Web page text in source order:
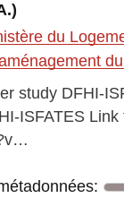
du
study DFHI-
ISFATES